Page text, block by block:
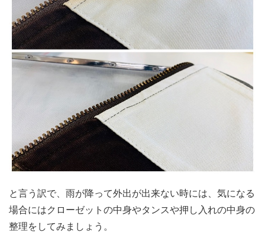
と言う訳で、雨が降って外出が出来ない時には、気になる
場合にはクローゼットの中身やタンスや押し入れの中身の
整理をしてみましょう。